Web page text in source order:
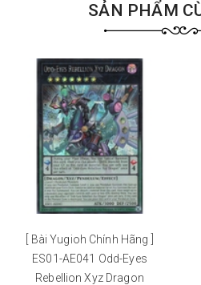
SẢN PHẨM
[ Bài Yugioh Chính Hãng ]
ES01-AE041 Odd-Eyes
Rebellion Xyz Dragon